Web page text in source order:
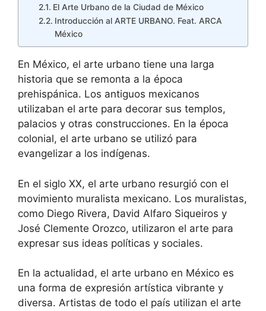
El Arte Urbano de la Ciudad de México
Introducción al ARTE URBANO. Feat. ARCA
México
En México, el arte urbano tiene una larga
historia que se remonta a la época
prehispánica. Los antiguos mexicanos
utilizaban el arte para decorar sus templos,
palacios y otras construcciones. En la época
colonial, el arte urbano se utilizó para
evangelizar a los indígenas.
En el siglo XX, el arte urbano resurgió con el
movimiento muralista mexicano. Los muralistas,
como Diego Rivera, David Alfaro Siqueiros y
José Clemente Orozco, utilizaron el arte para
expresar sus ideas políticas y sociales.
En la actualidad, el arte urbano en México es
una forma de expresión artística vibrante y
diversa. Artistas de todo el país utilizan el arte